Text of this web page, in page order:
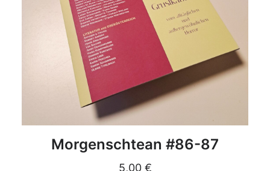
DETAILS
Morgenschtean #86-87
5,00 €